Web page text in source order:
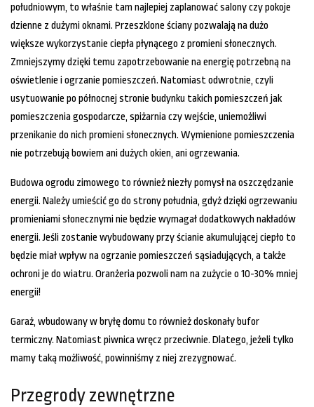
południowym, to właśnie tam najlepiej zaplanować salony czy pokoje
dzienne z dużymi oknami. Przeszklone ściany pozwalają na dużo
większe wykorzystanie ciepła płynącego z promieni słonecznych.
Zmniejszymy dzięki temu zapotrzebowanie na energię potrzebną na
oświetlenie i ogrzanie pomieszczeń. Natomiast odwrotnie, czyli
usytuowanie po północnej stronie budynku takich pomieszczeń jak
pomieszczenia gospodarcze, spiżarnia czy wejście, uniemożliwi
przenikanie do nich promieni słonecznych. Wymienione pomieszczenia
nie potrzebują bowiem ani dużych okien, ani ogrzewania.
Budowa ogrodu zimowego to również niezły pomysł na oszczędzanie
energii. Należy umieścić go do strony południa, gdyż dzięki ogrzewaniu
promieniami słonecznymi nie będzie wymagał dodatkowych nakładów
energii. Jeśli zostanie wybudowany przy ścianie akumulującej ciepło to
będzie miał wpływ na ogrzanie pomieszczeń sąsiadujących, a także
ochroni je do wiatru. Oranżeria pozwoli nam na zużycie o 10-30% mniej
energii!
Garaż, wbudowany w bryłę domu to również doskonały bufor
termiczny. Natomiast piwnica wręcz przeciwnie. Dlatego, jeżeli tylko
mamy taką możliwość, powinniśmy z niej zrezygnować.
Przegrody zewnętrzne